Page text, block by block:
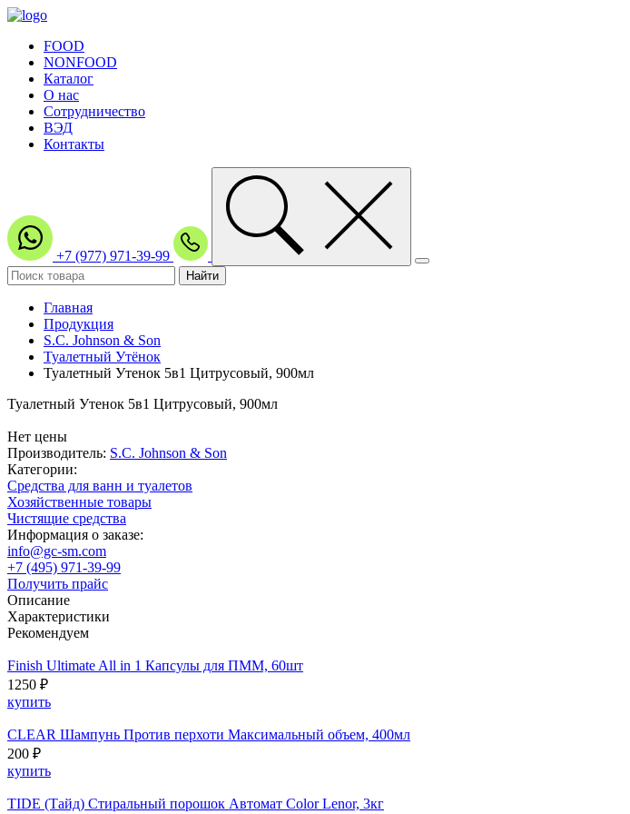
FOOD
NONFOOD
Каталог
О нас
Сотрудничество
ВЭД
Контакты
+7 (977) 971-39-99
Главная
Продукция
S.C. Johnson & Son
Туалетный Утёнок
Туалетный Утенок 5в1 Цитрусовый, 900мл
Туалетный Утенок 5в1 Цитрусовый, 900мл
Нет цены
Производитель: S.C. Johnson & Son
Категории:
Средства для ванн и туалетов
Хозяйственные товары
Чистящие средства
Информация о заказе:
info@gc-sm.com
+7 (495) 971-39-99
Получить прайс
Описание
Характеристики
Рекомендуем
Finish Ultimate All in 1 Капсулы для ПММ, 60шт
1250 ₽
купить
CLEAR Шампунь Против перхоти Максимальный объем, 400мл
200 ₽
купить
TIDE (Тайд) Стиральный порошок Автомат Color Lenor, 3кг